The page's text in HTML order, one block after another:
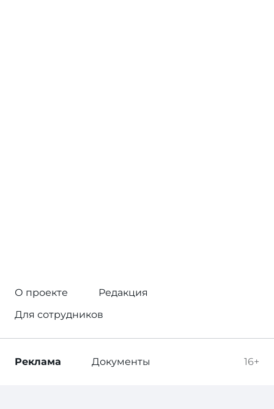
О проекте
Редакция
Для сотрудников
16+
Реклама Документы